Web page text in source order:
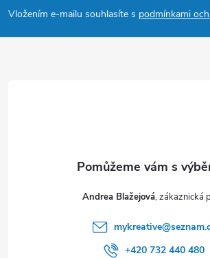
a
t
Vložením e-mailu souhlasíte s podmínkami
Andrea Blažejová
mykreative@
+420 732 440 480